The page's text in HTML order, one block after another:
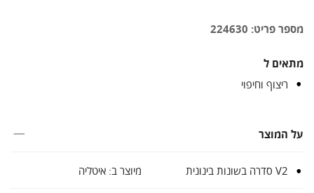
מספר פריט: 224630
מתאים ל
ריצוף וחיפוי
על המוצר
V2 סדרה בשונות בינונית מיוצר ב: איטליה